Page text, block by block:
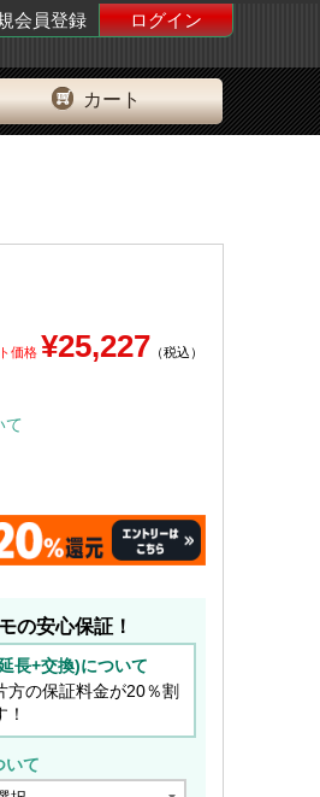
会員登録
ログイン
カート
価格 ¥25,227 （税込）
て
の安心保証！
長+交換)について
方の保証料金が20％割
いて